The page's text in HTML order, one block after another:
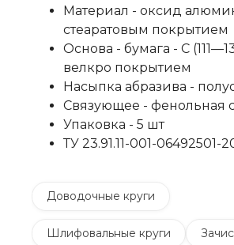
Материал - оксид
стеаратовым покрытием
Основа - бумага - С
велкро покрытием
Насыпка абразива -
Связующее - фенольная
Упаковка - 5 шт
ТУ 23.91.11-001-06492501-
Доводочные круги
Шлифовальные круги